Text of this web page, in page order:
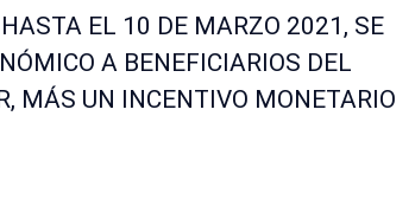
EL 10 DE MARZO 2021, SE
A BENEFICIARIOS DEL
MÁS UN INCENTIVO MONETARIO